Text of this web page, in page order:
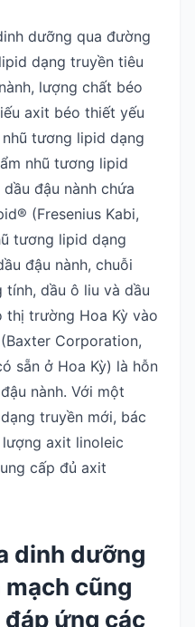
dưỡng qua đường
dạng truyền tiêu
lượng chất béo
axit béo thiết yếu
tương lipid dạng
nhũ tương lipid
đậu nành chứa
(Fresenius Kabi,
tương lipid dạng
đậu nành, chuỗi
dầu ô liu và dầu
trường Hoa Kỳ vào
Corporation,
sẵn ở Hoa Kỳ) là hỗn
nành. Với một
truyền mới, bác
axit linoleic
cấp đủ axit
dinh dưỡng
cũng
ứng các